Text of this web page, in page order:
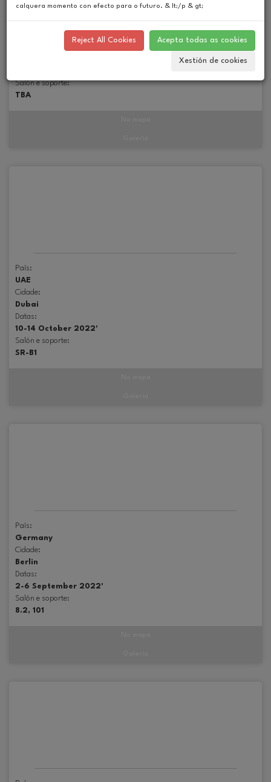
País:
Germany
Salón e soporte:
TBA
País:
UAE
Cidade:
Dubai
Datas:
10-14 October 2022'
Salón e soporte:
SR-B1
País:
Germany
Cidade:
Berlin
Datas:
2-6 September 2022'
Salón e soporte:
8.2, 101
calquera momento con efecto para o futuro. & lt;/p & gt;
Reject All Cookies Acepta todas as cookies
Xestión de cookies